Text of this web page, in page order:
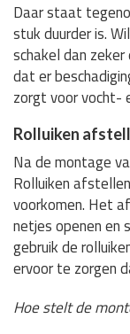
Daar staat
stuk duurder is.
schakel dan
dat er
zorgt voor vocht-
Rolluiken
Na de montage
Rolluiken
voorkomen. Het
netjes openen en
gebruik de
ervoor te zorgen
Hoe stelt de